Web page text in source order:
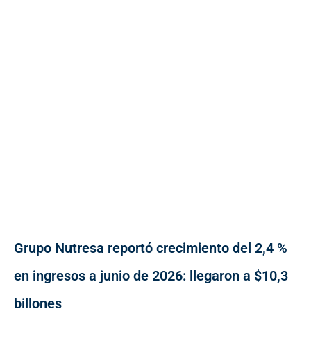
Grupo Nutresa reportó crecimiento del 2,4 %
en ingresos a junio de 2026: llegaron a $10,3
billones